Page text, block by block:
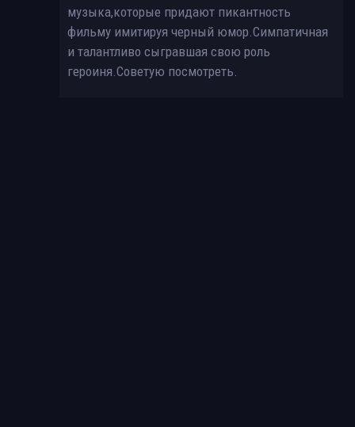
музыка,которые придают пикантность
фильму имитируя черный юмор.Симпатичная
и талантливо сыгравшая свою роль
героиня.Советую посмотреть.